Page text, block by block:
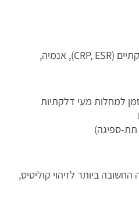
בדיקות דם: מדדים דלקתיים (CRP, ESR), אנמיה,
למחלות מעי דלקתיות
תת-ספיגה)
החשובה ביותר לזיהוי קוליטיס,